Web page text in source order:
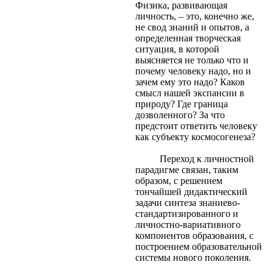
Физика, развивающая
личность, – это, конечно же,
не свод знаний и опытов, а
определенная творческая
ситуация, в которой
выясняется не только что и
почему человеку надо, но и
зачем ему это надо? Каков
смысл нашей экспансии в
природу? Где граница
дозволенного? За что
предстоит ответить человеку
как субъекту космосогенеза?
Переход к личностной
парадигме связан, таким
образом, с решением
тончайшей дидактический
задачи синтеза знаниево-
стандартизированного и
личностно-вариативного
компонентов образования, с
построением образовательной
системы нового поколения.